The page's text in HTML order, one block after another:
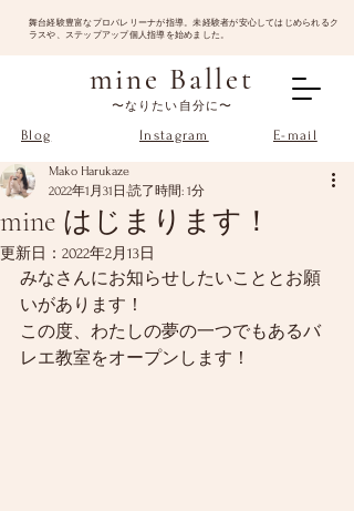
​舞台経験豊富なプロバレリーナが指導。未経験者が安心してはじめられるク
ラスや、ステップアップ個人指導を始めました。
Blog
mine Ballet
〜なりたい自分に〜
Instagram E-mail
mine はじまります！
Mako Harukaze
2022年1月31日 読了時間: 1分
更新日： 2022年2月13日
みなさんにお知らせしたいこととお願
いがあります！
この度、わたしの夢の一つでもあるバ
レエ教室をオープンします！